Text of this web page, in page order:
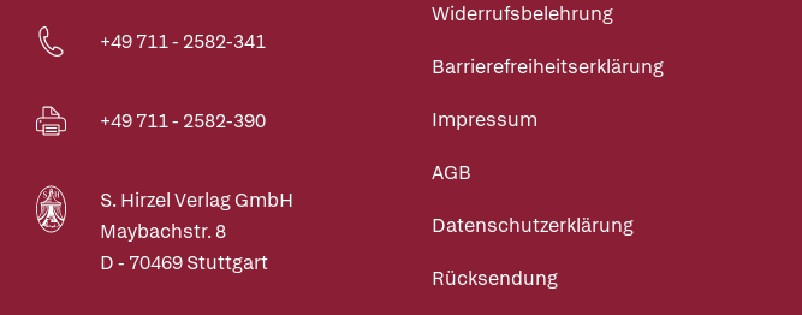
+49 711 - 2582-341
+49 711 - 2582-390
S. Hirzel Verlag GmbH
Maybachstr. 8
D - 70469 Stuttgart
Widerrufsbelehrung
Barrierefreiheitserklärung
Impressum
AGB
Datenschutzerklärung
Rücksendung